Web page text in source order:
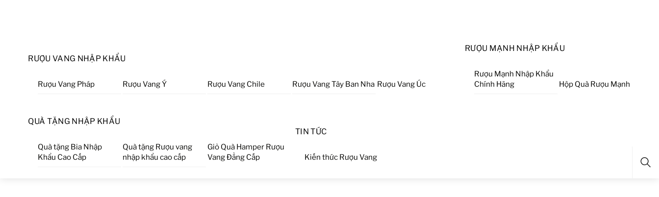
RƯỢU VANG NHẬP KHẨU
Rượu Vang Pháp Rượu Vang Ý Rượu Vang Chile Rượu Vang Tây Ban Nha Rượu Vang Úc
RƯỢU MẠNH NHẬP KHẨU
Rượu Mạnh Nhập Khẩu
Chính Hãng
Hộp Quà Rượu Mạnh
QUÀ TẶNG NHẬP KHẨU
Quà tặng Bia Nhập
Khẩu Cao Cấp
Quà tặng Rượu vang
nhập khẩu cao cấp
Giỏ Quà Hamper Rượu
Vang Đẳng Cấp
TIN TỨC
Kiến thức Rượu Vang